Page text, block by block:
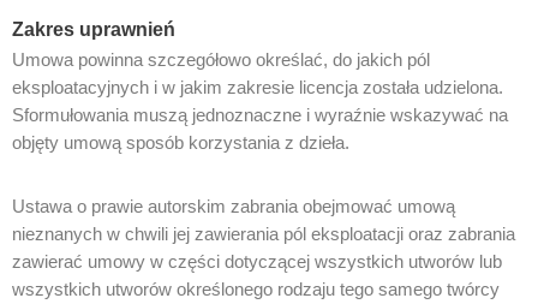
Zakres uprawnień
Umowa powinna szczegółowo określać, do jakich pól
eksploatacyjnych i w jakim zakresie licencja została udzielona.
Sformułowania muszą jednoznaczne i wyraźnie wskazywać na
objęty umową sposób korzystania z dzieła.
Ustawa o prawie autorskim zabrania obejmować umową
nieznanych w chwili jej zawierania pól eksploatacji oraz zabrania
zawierać umowy w części dotyczącej wszystkich utworów lub
wszystkich utworów określonego rodzaju tego samego twórcy